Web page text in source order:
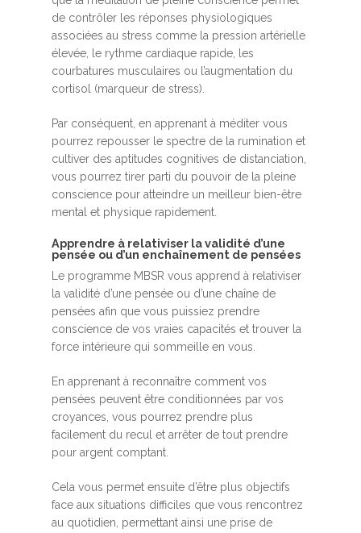
de contrôler les réponses physiologiques
associées au stress comme la pression artérielle
élevée, le rythme cardiaque rapide, les
courbatures musculaires ou l’augmentation du
cortisol (marqueur de stress).
Par conséquent, en apprenant à méditer vous
pourrez repousser le spectre de la rumination et
cultiver des aptitudes cognitives de distanciation,
vous pourrez tirer parti du pouvoir de la pleine
conscience pour atteindre un meilleur bien-être
mental et physique rapidement.
Apprendre à relativiser la validité d’une
pensée ou d’un enchaînement de pensées
Le programme MBSR vous apprend à relativiser
la validité d’une pensée ou d’une chaîne de
pensées afin que vous puissiez prendre
conscience de vos vraies capacités et trouver la
force intérieure qui sommeille en vous.
En apprenant à reconnaître comment vos
pensées peuvent être conditionnées par vos
croyances, vous pourrez prendre plus
facilement du recul et arrêter de tout prendre
pour argent comptant.
Cela vous permet ensuite d’être plus objectifs
face aux situations difficiles que vous rencontrez
au quotidien, permettant ainsi une prise de